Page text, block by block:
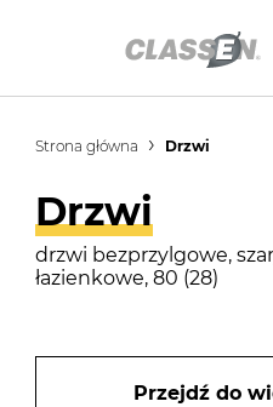
Strona główna Drzwi
Drzwi
drzwi bezprzylgowe,
łazienkowe, 80 (28)
Przejdź do